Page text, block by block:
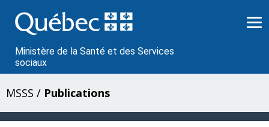
au
contenu
Ministère de la Santé et des Services
sociaux
MSSS / Publications